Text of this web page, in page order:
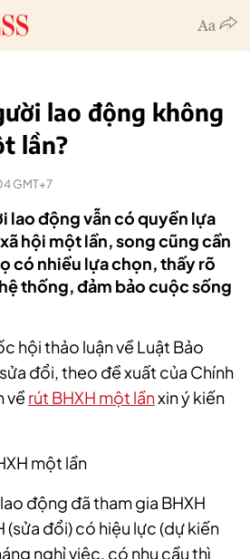
lao động không
lần?
GMT+7
lao động vẫn có quyền lựa
hội một lần, song cũng cần
có nhiều lựa chọn, thấy rõ
thống, đảm bảo cuộc sống
hội thảo luận về Luật Bảo
đổi, theo đề xuất của Chính
về rút BHXH một lầnxin ý kiến
một lần
động đã tham gia BHXH
(sửa đổi) có hiệu lực (dự kiến
nghỉ việc, có nhu cầu thì